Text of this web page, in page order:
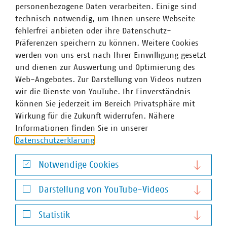
personenbezogene Daten verarbeiten. Einige sind
technisch notwendig, um Ihnen unsere Webseite
fehlerfrei anbieten oder ihre Datenschutz-
Präferenzen speichern zu können. Weitere Cookies
werden von uns erst nach Ihrer Einwilligung gesetzt
und dienen zur Auswertung und Optimierung des
Web-Angebotes. Zur Darstellung von Videos nutzen
wir die Dienste von YouTube. Ihr Einverständnis
können Sie jederzeit im Bereich Privatsphäre mit
Wirkung für die Zukunft widerrufen. Nähere
Informationen finden Sie in unserer
Datenschutzerklärung
Notwendige Cookies
Notwendige Cookies
Darstellung von YouTube-Videos
Darstellung von YouTube-Videos
Statistik